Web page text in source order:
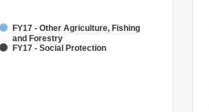
FY17 - Other Agriculture, Fishing
and Forestry
FY17 - Social Protection